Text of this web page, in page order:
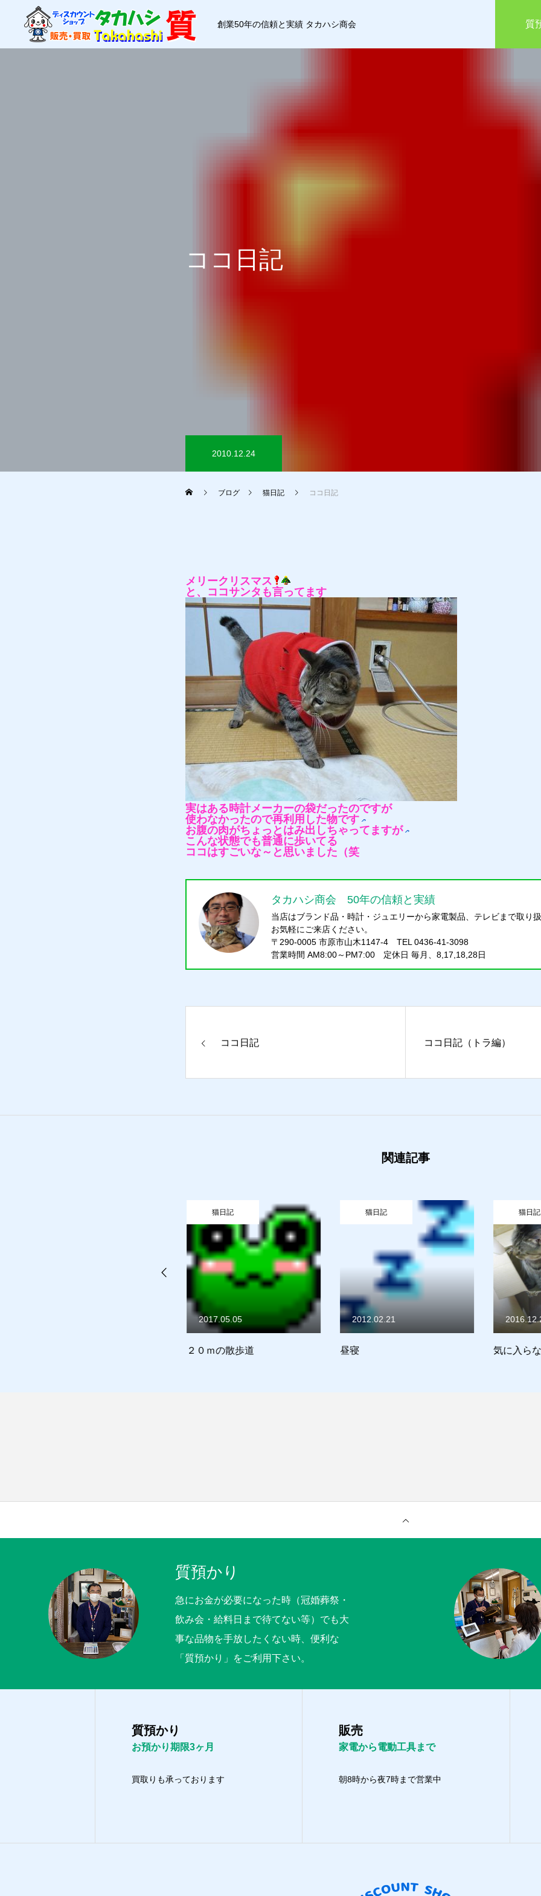
創業50年の信頼と実績 タカハシ商会 質
販売 お問合せ 猫日記
ココ日記
2010.12.24
ブログ 猫日記 ココ日記
メリークリスマス
と、ココサンタも言ってます
実はある時計メーカーの袋だったのですが
使わなかったので再利用した物です
お腹の肉がちょっとはみ出しちゃってますが
こんな状態でも普通に歩いてる
ココはすごいな～と思いました（笑
タカハシ商会 50年の信頼と実績
当店はブランド品・時計・ジュエリーから家電製品、テレビまで取り扱
お気軽にご来店ください。
〒290-0005 市原市山木1147-4 TEL 0436-41-3098
営業時間 AM8:00～PM7:00 定休日 毎月、8,17,18,28日
ココ日記 ココ日記（トラ編）
関連記事
猫日記
２０ｍの散歩道
2017.05.05
猫日記
昼寝
2012.02.21
猫日記
気に入ら
質預かり
急にお金が必要になった時（冠婚葬祭・
飲み会・給料日まで待てない等）でも大
事な品物を手放したくない時、便利な
「質預かり」をご利用下さい。
質預かり
お預かり期限3ヶ月
買取りも承っております
販売
家電から電動工具まで
朝8時から夜7時まで営業中